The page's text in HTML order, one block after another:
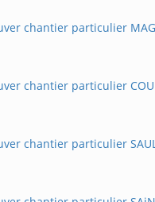
chantier particulier
chantier particulier
chantier particulier